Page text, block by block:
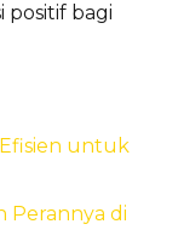
positif bagi
untuk
Perannya di